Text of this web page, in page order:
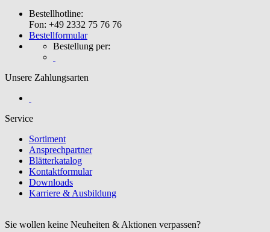
Bestellhotline:
Fon: +49 2332 75 76 76
Bestellformular
Bestellung per:
Unsere Zahlungsarten
Service
Sortiment
Ansprechpartner
Blätterkatalog
Kontaktformular
Downloads
Karriere & Ausbildung
Sie wollen keine Neuheiten & Aktionen verpassen?